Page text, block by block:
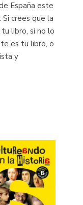
España este
crees que la
libro, si no lo
es tu libro, o
y